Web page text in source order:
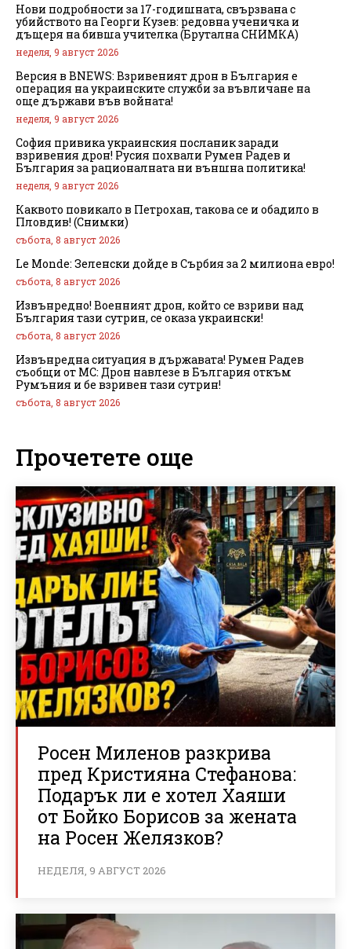
Нови подробности за 17-годишната, свързвана с
убийството на Георги Кузев: редовна ученичка и
дъщеря на бивша учителка (Брутална СНИМКА)
неделя, 9 август 2026
Версия в BNEWS: Взривеният дрон в България е
операция на украинските служби за въвличане на
още държави във войната!
неделя, 9 август 2026
София привика украинския посланик заради
взривения дрон! Русия похвали Румен Радев и
България за рационалната ни външна политика!
неделя, 9 август 2026
Каквото повикало в Петрохан, такова се и обадило в
Пловдив! (Снимки)
събота, 8 август 2026
Le Monde: Зеленски дойде в Сърбия за 2 милиона евро!
събота, 8 август 2026
Извънредно! Военният дрон, който се взриви над
България тази сутрин, се оказа украински!
събота, 8 август 2026
Извънредна ситуация в държавата! Румен Радев
съобщи от МС: Дрон навлезе в България откъм
Румъния и бе взривен тази сутрин!
събота, 8 август 2026
Прочетете още
Росен Миленов разкрива
пред Кристияна Стефанова:
Подарък ли е хотел Хаяши
от Бойко Борисов за жената
на Росен Желязков?
НЕДЕЛЯ, 9 АВГУСТ 2026